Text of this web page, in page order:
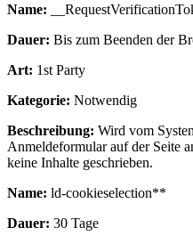
Name:
Dauer: Bis zum Beenden der
Art: 1st Party
Kategorie: Notwendig
Beschreibung: Wird vom
Anmeldeformular auf der Seite
keine Inhalte geschrieben.
Name: ld-cookieselection**
Dauer: 30 Tage